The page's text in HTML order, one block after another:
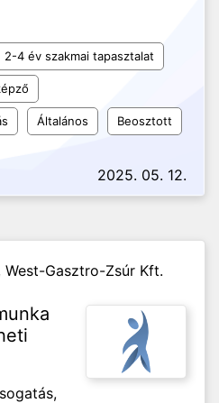
2-4 év szakmai tapasztalat
Általános Beosztott
2025. 05. 12.
West-Gasztro-Zsúr Kft.